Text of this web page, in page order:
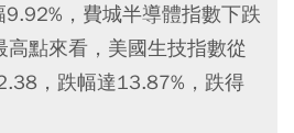
，費城半導體指數下跌
高點來看，美國生技指數從
，跌幅達13.87%，跌得